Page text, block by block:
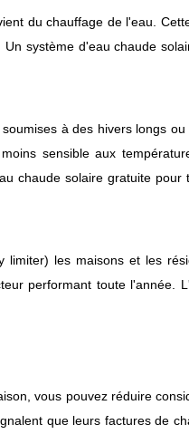
du chauffage de l'eau.
système d'eau chaude
à des hivers longs
sensible aux
chaude solaire gratuite pour
limiter) les maisons et les
performant toute l'année.
vous pouvez réduire
que leurs factures de